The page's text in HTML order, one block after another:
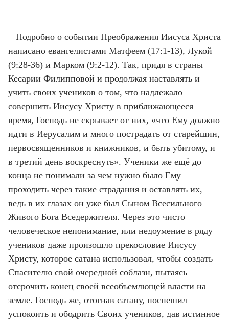
Подробно о событии Преображения Иисуса Христа
написано евангелистами Матфеем (17:1-13), Лукой
(9:28-36) и Марком (9:2-12). Так, придя в страны
Кесарии Филипповой и продолжая наставлять и
учить своих учеников о том, что надлежало
совершить Иисусу Христу в приближающееся
время, Господь не скрывает от них, «что Ему должно
идти в Иерусалим и много пострадать от старейшин,
первосвященников и книжников, и быть убитому, и
в третий день воскреснуть». Ученики же ещё до
конца не понимали за чем нужно было Ему
проходить через такие страдания и оставлять их,
ведь в их глазах он уже был Сыном Всесильного
Живого Бога Вседержителя. Через это чисто
человеческое непонимание, или недоумение в ряду
учеников даже произошло прекословие Иисусу
Христу, которое сатана использовал, чтобы создать
Спасителю свой очередной соблазн, пытаясь
отсрочить конец своей всеобъемлющей власти на
земле. Господь же, отогнав сатану, поспешил
успокоить и ободрить Своих учеников, дав истинное